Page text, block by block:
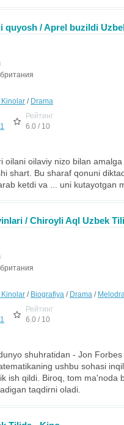
quyosh / Aprel buzildi
Kinolar / Drama
Рейтинг
6.0 / 10
oilani oilaviy nizo bilan
shart. Bu sharaf qonuni
ketdi va ... uni kutayotgan
/ Chiroyli Aql Uzbek
Kinolar / Biografiya / Drama /
Рейтинг
6.0 / 10
shuhratidan - Jon
ushbu sohasi
ish qildi. Biroq, tom
taqdirni oladi.